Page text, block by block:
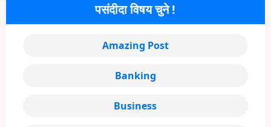
पसंदीदा विषय चुने !
Amazing Post
Banking
Business